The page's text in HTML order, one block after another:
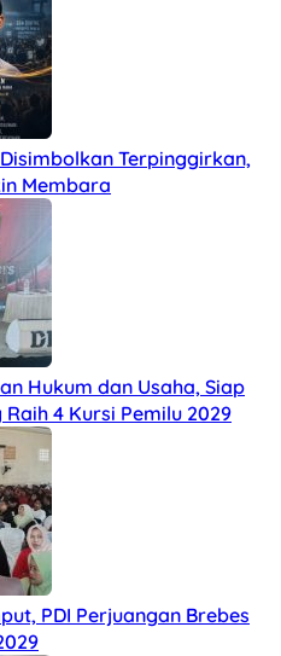
Terpinggirkan,
Membara
Hukum dan Usaha, Siap
Raih 4 Kursi Pemilu 2029
PDI Perjuangan Brebes